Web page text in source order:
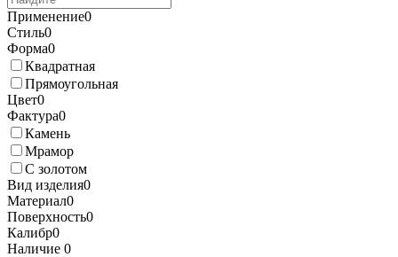
Применение0
Стиль0
Форма0
Квадратная
Прямоугольная
Цвет0
Фактура0
Камень
Мрамор
С золотом
Вид изделия0
Материал0
Поверхность0
Калибр0
Наличие 0